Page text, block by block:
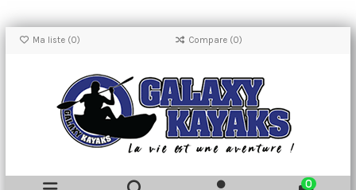
Ma liste (0) Compare (0)
0